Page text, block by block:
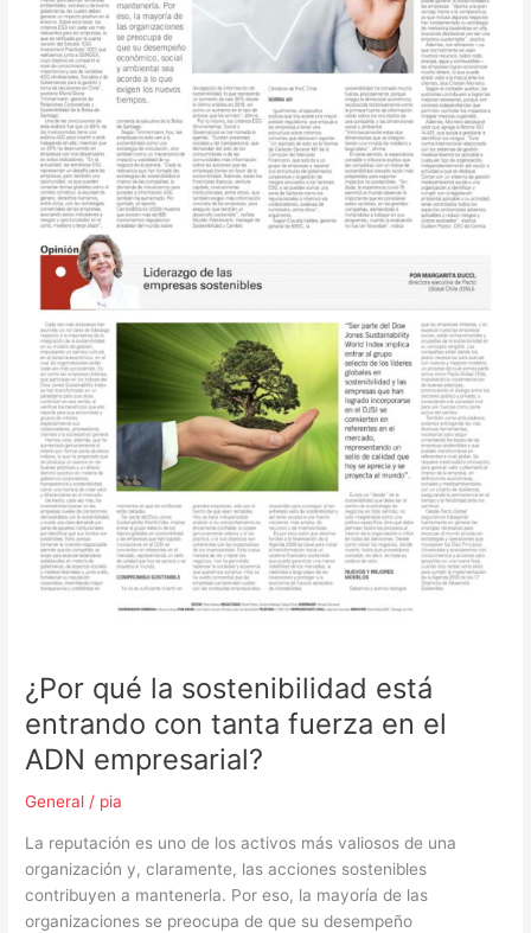
¿Por qué la sostenibilidad está
entrando con tanta fuerza en el
ADN empresarial?
General / pia
La reputación es uno de los activos más valiosos de una
organización y, claramente, las acciones sostenibles
contribuyen a mantenerla. Por eso, la mayoría de las
organizaciones se preocupa de que su desempeño
ADN
empresarial?